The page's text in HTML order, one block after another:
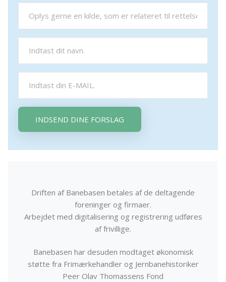
INDSEND DINE FORSLAG
Driften af Banebasen betales af de deltagende
foreninger og firmaer.
Arbejdet med digitalisering og registrering udføres
af frivillige.
Banebasen har desuden modtaget økonomisk
støtte fra Frimærkehandler og Jernbanehistoriker
Peer Olav Thomassens Fond